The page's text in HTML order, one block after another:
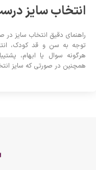
انتخاب سایز
راهنمای دقیق انتخاب سایز در
توجه به سن و قد کودک،
هرگونه سوال یا ابهام،
همچنین در صورتی که سایز